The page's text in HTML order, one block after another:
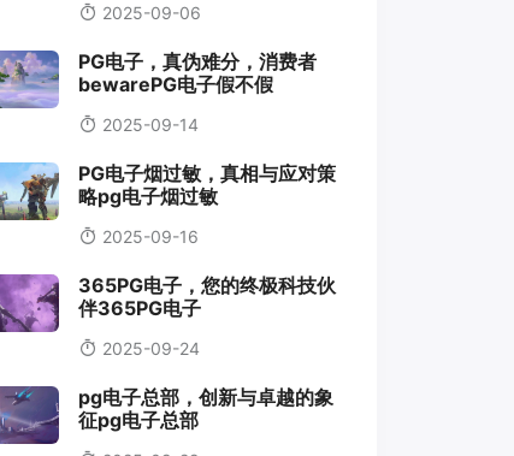
2025-09-06
PG电子，真伪难分，消费者
bewarePG电子假不假
2025-09-14
PG电子烟过敏，真相与应对策
略pg电子烟过敏
2025-09-16
365PG电子，您的终极科技伙
伴365PG电子
2025-09-24
pg电子总部，创新与卓越的象
征pg电子总部